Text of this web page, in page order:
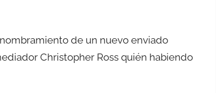
de un nuevo enviado
Christopher Ross quién habiendo